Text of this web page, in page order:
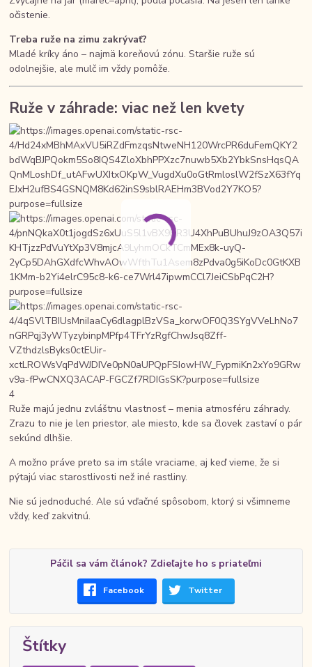
očistenie.
Treba ruže na zimu zakrývať?
Mladé kríky áno – najmä koreňovú zónu. Staršie ruže sú
odolnejšie, ale mulč im vždy pomôže.
Ruže v záhrade: viac než len kvety
4
Ruže majú jednu zvláštnu vlastnosť – menia atmosféru záhrady.
Zrazu to nie je len priestor, ale miesto, kde sa človek zastaví o pár
sekúnd dlhšie.
A možno práve preto sa im stále vraciame, aj keď vieme, že si
pýtajú viac starostlivosti než iné rastliny.
Nie sú jednoduché. Ale sú vďačné spôsobom, ktorý si všimneme
vždy, keď zakvitnú.
Páčil sa vám článok? Zdieľajte ho s priateľmi
Facebook Twitter
Štítky